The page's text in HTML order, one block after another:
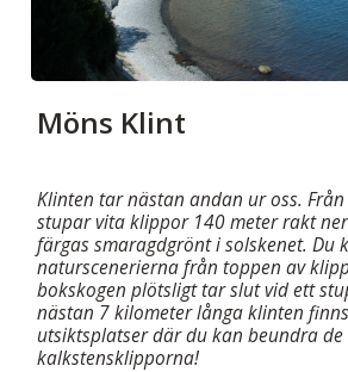
Möns Klint
Klinten tar nästan andan ur oss.
stupar vita klippor 140 meter rakt
färgas smaragdgrönt i solskenet. Du
naturscenerierna från toppen av
bokskogen plötsligt tar slut vid ett
nästan 7 kilometer långa klinten
utsiktsplatser där du kan beundra
kalkstensklipporna!